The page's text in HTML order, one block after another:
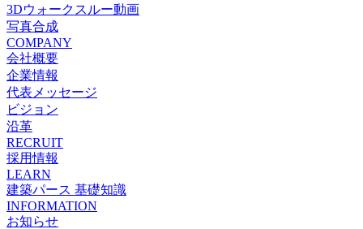
3Dウォークスルー動画
写真合成
COMPANY
会社概要
企業情報
代表メッセージ
ビジョン
沿革
RECRUIT
採用情報
LEARN
建築パース 基礎知識
INFORMATION
お知らせ